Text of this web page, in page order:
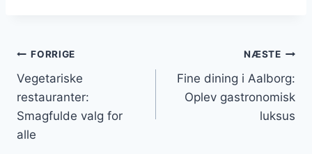
Indlægsnavigation
FORRIGE
Vegetariske
restauranter:
Smagfulde valg for
alle
NÆSTE
Fine dining i Aalborg:
Oplev gastronomisk
luksus